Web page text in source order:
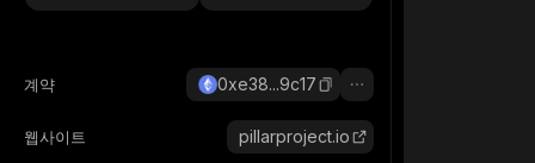
계약 0xe38...9c17
웹사이트 pillarproject.io